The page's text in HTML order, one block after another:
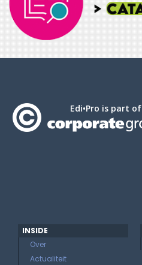
Edi•Pro is part of
INSIDE
Over
Actualiteit